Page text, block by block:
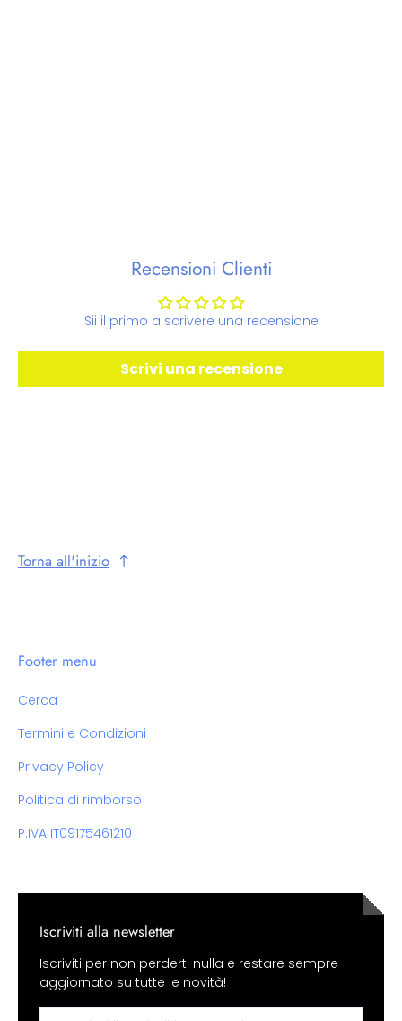
Recensioni Clienti
Sii il primo a scrivere una recensione
Scrivi una recensione
Torna all'inizio
Footer menu
Cerca
Termini e Condizioni
Privacy Policy
Politica di rimborso
P.IVA IT09175461210
Iscriviti alla newsletter
Iscriviti per non perderti nulla e restare sempre
aggiornato su tutte le novità!